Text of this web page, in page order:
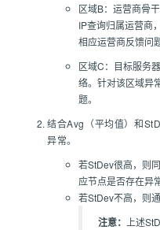
区域B：运营商骨
IP查询归属运营商
相应运营商反馈问题
区域C：目标服务
络。针对该区域异
题。
结合Avg（平均值）和
异常。
若StDev很高，则
应节点是否存在异常
若StDev不高，则
注意：
上述